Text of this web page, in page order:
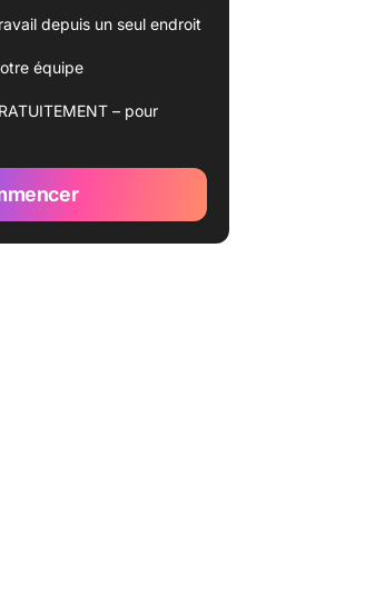
depuis un seul endroit
équipe
– pour